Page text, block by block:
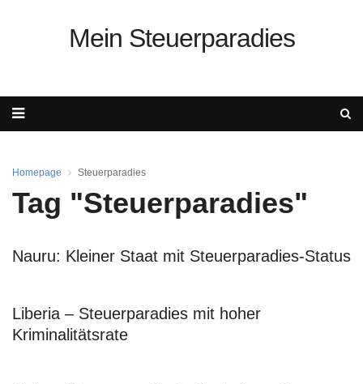
Mein Steuerparadies
Homepage Steuerparadies
Tag "Steuerparadies"
Nauru: Kleiner Staat mit Steuerparadies-Status
Liberia – Steuerparadies mit hoher
Kriminalitätsrate